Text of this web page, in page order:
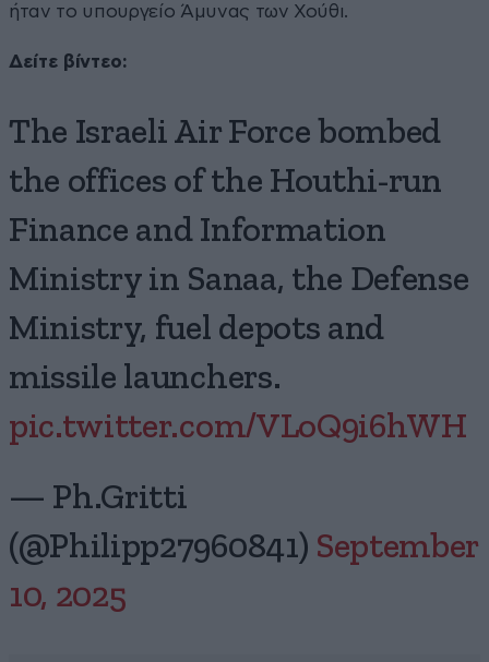
ήταν το υπουργείο Άμυνας των Χούθι.
Δείτε βίντεο:
The Israeli Air Force bombed
the offices of the Houthi-run
Finance and Information
Ministry in Sanaa, the Defense
Ministry, fuel depots and
missile launchers.
pic.twitter.com/VLoQ9i6hWH
— Ph.Gritti
(@Philipp27960841) September
10, 2025